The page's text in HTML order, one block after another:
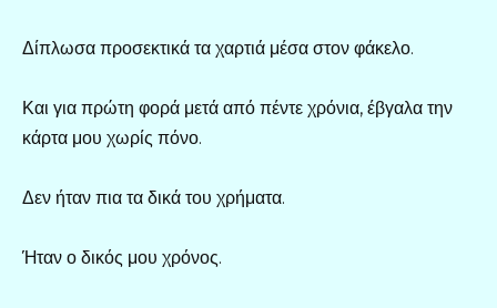
Δίπλωσα προσεκτικά τα χαρτιά μέσα στον φάκελο.
Και για πρώτη φορά μετά από πέντε χρόνια, έβγαλα την
κάρτα μου χωρίς πόνο.
Δεν ήταν πια τα δικά του χρήματα.
Ήταν ο δικός μου χρόνος.